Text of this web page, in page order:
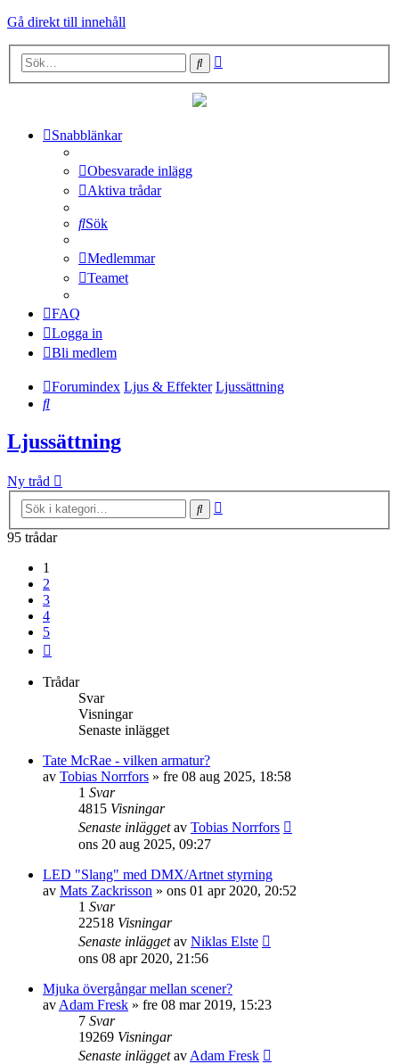
Gå direkt till innehåll
Sök
Snabblänkar
Obesvarade inlägg
Aktiva trådar
Sök
Medlemmar
Teamet
FAQ
Logga in
Bli medlem
Forumindex Ljus & Effekter Ljussättning
Sök
Ljussättning
Ny tråd
Sök
95 trådar
1
2
3
4
5
Trådar
Svar
Visningar
Senaste inlägget
Tate McRae - vilken armatur?
av Tobias Norrfors » fre 08 aug 2025, 18:58
1 Svar
4815 Visningar
Senaste inläggetav Tobias Norrfors
ons 20 aug 2025, 09:27
LED "Slang" med DMX/Artnet styrning
av Mats Zackrisson » ons 01 apr 2020, 20:52
1 Svar
22518 Visningar
Senaste inläggetav Niklas Elste
ons 08 apr 2020, 21:56
Mjuka övergångar mellan scener?
av Adam Fresk » fre 08 mar 2019, 15:23
7 Svar
19269 Visningar
Senaste inläggetav Adam Fresk